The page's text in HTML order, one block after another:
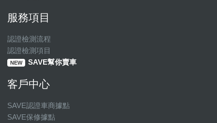
服務項目
認證檢測流程
認證檢測項目
NEW SAVE幫你賣車
客戶中心
SAVE認證車商據點
SAVE保修據點